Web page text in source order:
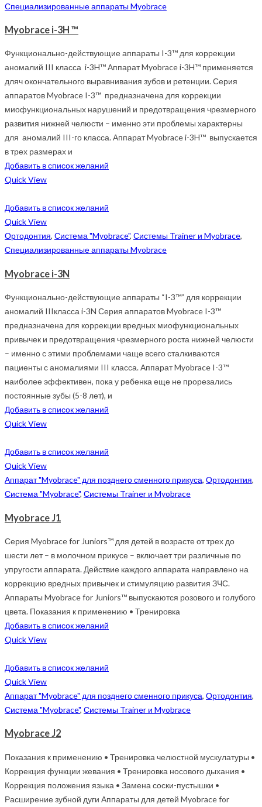
Специализированные аппараты Myobrace
Myobrace i-3H ™
Функционально-действующие аппараты I-3™ для коррекции
аномалий III класса i-3H™ Аппарат Myobrace i-3H™ применяется
дляч окончательного выравнивания зубов и ретенции. Серия
аппаратов Myobrace I-3™ предназначена для коррекции
миофункциональных нарушений и предотвращения чрезмерного
развития нижней челюсти – именно эти проблемы характерны
для аномалий III-го класса. Аппарат Myobrace i-3H™ выпускается
в трех размерах и
Добавить в список желаний
Quick View
Добавить в список желаний
Quick View
Ортодонтия, Система "Myobrace", Системы Trainer и Myobrace,
Специализированные аппараты Myobrace
Myobrace i-3N
Функционально-действующие аппараты “I-3™” для коррекции
аномалий IIIкласса i-3N Серия аппаратов Myobrace I-3™
предназначена для коррекции вредных миофункциональных
привычек и предотвращения чрезмерного роста нижней челюсти
– именно с этими проблемами чаще всего сталкиваются
пациенты с аномалиями III класса. Аппарат Myobrace I-3™
наиболее эффективен, пока у ребенка еще не прорезались
постоянные зубы (5-8 лет), и
Добавить в список желаний
Quick View
Добавить в список желаний
Quick View
Аппарат "Myobrace" для позднего сменного прикуса, Ортодонтия,
Система "Myobrace", Системы Trainer и Myobrace
Myobrace J1
Серия Myobrace for Juniors™ для детей в возрасте от трех до
шести лет – в молочном прикусе – включает три различные по
упругости аппарата. Действие каждого аппарата направлено на
коррекцию вредных привычек и стимуляцию развития ЗЧС.
Аппараты Myobrace for Juniors™ выпускаются розового и голубого
цвета. Показания к применению • Тренировка
Добавить в список желаний
Quick View
Добавить в список желаний
Quick View
Аппарат "Myobrace" для позднего сменного прикуса, Ортодонтия,
Система "Myobrace", Системы Trainer и Myobrace
Myobrace J2
Показания к применению • Тренировка челюстной мускулатуры •
Коррекция функции жевания • Тренировка носового дыхания •
Коррекция положения языка • Замена соски-пустышки •
Расширение зубной дуги Аппараты для детей Myobrace for